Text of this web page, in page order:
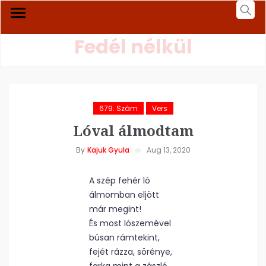
Fedél nélkül
679. Szám Vers
Lóval álmodtam
By Kajuk Gyula Aug 13, 2020
A szép fehér ló
álmomban eljött
már megint!
És most lószemével
búsan rámtekint,
fejét rázza, sörénye,